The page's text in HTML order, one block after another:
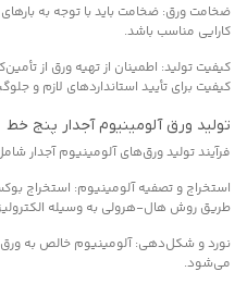
ضخامت ورق: ضخامت باید با توجه به
کارایی مناسب باشد.
کیفیت تولید: اطمینان از تهیه ورق از
کیفیت برای تأیید استانداردهای لازم و
تولید ورق آلومینیوم آجدار پنج خط
فرآیند تولید ورق‌های آلومینیوم آجدار
استخراج و تصفیه آلومینیوم: استخراج
طریق روش هال-هرولی به وسیله
نورد و شکل‌دهی: آلومینیوم خالص به
می‌شود.